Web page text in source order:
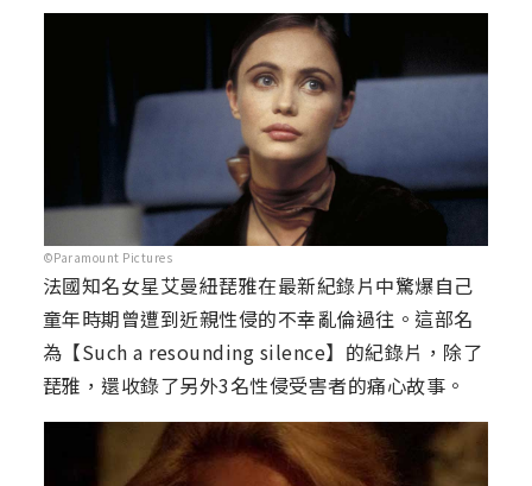
©Paramount Pictures
法國知名女星艾曼紐琵雅在最新紀錄片中驚爆自己
童年時期曾遭到近親性侵的不幸亂倫過往。這部名
為【Such a resounding silence】的紀錄片，除了
琵雅，還收錄了另外3名性侵受害者的痛心故事。